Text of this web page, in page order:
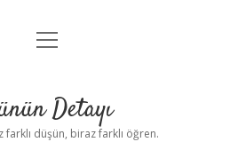
Anasayfa
Yasal Uyarı
menüyü
Detayı
farklı düşün, biraz farklı öğren.